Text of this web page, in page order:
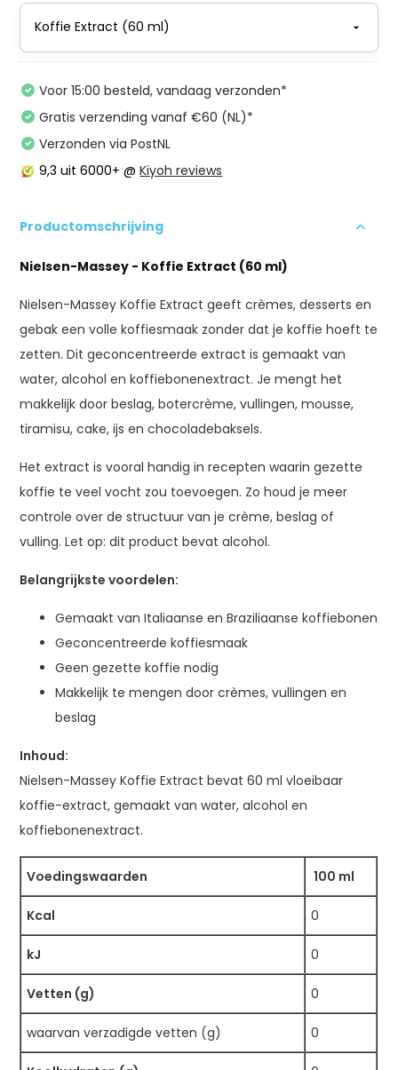
Voor 15:00 besteld, vandaag verzonden*
Gratis verzending vanaf €60 (NL)*
Verzonden via PostNL
9,3 uit 6000+ @Kiyoh reviews
Productomschrijving
Nielsen-Massey - Koffie Extract (60 ml)
Nielsen-Massey Koffie Extract geeft crèmes, desserts en
gebak een volle koffiesmaak zonder dat je koffie hoeft te
zetten. Dit geconcentreerde extract is gemaakt van
water, alcohol en koffiebonenextract. Je mengt het
makkelijk door beslag, botercrème, vullingen, mousse,
tiramisu, cake, ijs en chocoladebaksels.
Het extract is vooral handig in recepten waarin gezette
koffie te veel vocht zou toevoegen. Zo houd je meer
controle over de structuur van je crème, beslag of
vulling. Let op: dit product bevat alcohol.
Belangrijkste voordelen:
Gemaakt van Italiaanse en Braziliaanse koffiebonen
Geconcentreerde koffiesmaak
Geen gezette koffie nodig
Makkelijk te mengen door crèmes, vullingen en
beslag
Inhoud:
Nielsen-Massey Koffie Extract bevat 60 ml vloeibaar
koffie-extract, gemaakt van water, alcohol en
koffiebonenextract.
Voedingswaarden 100 ml
Kcal 0
kJ 0
Vetten (g) 0
waarvan verzadigde vetten (g) 0